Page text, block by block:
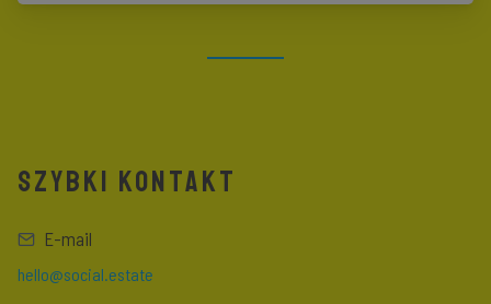
SZYBKI KONTAKT
E-mail
hello@social.estate